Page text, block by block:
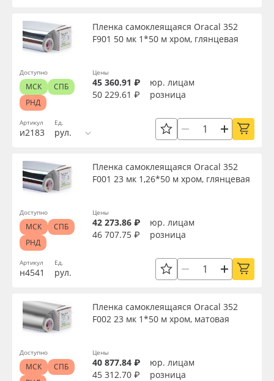
Баннер
Заготовки для сувениров
Доступность
Применить
Артикул
и2183
Пленка самоклеящаяся Oracal 352
F901 50 мк 1*50 м хром, глянцевая
Ед.
рул.
Цены
45 360.91 ₽
юр. лицам
50 229.61 ₽
розница
Доступно
МСК
СПБ
РНД
Артикул
н4541
Пленка самоклеящаяся Oracal 352
F001 23 мк 1,26*50 м хром, глянцевая
Ед.
рул.
Цены
42 273.86 ₽
юр. лицам
46 707.75 ₽
розница
Доступно
МСК
СПБ
РНД
Пленка самоклеящаяся Oracal 352
F002 23 мк 1*50 м хром, матовая
Цены
40 877.84 ₽
юр. лицам
45 312.70 ₽
розница
Доступно
МСК
СПБ